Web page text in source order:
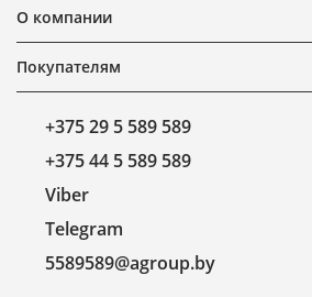
О компании
Покупателям
+375 29 5 589 589
+375 44 5 589 589
Viber
Telegram
5589589@agroup.by